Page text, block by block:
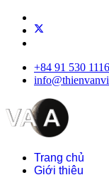
+84 91 530 1116
Trang chủ
Giới thiệu